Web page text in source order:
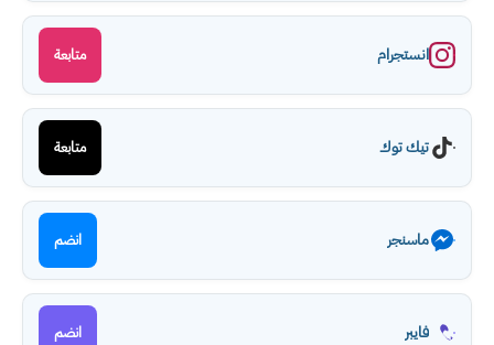
انستجرام متابعة
تيك توك متابعة
ماسنجر انضم
فايبر انضم